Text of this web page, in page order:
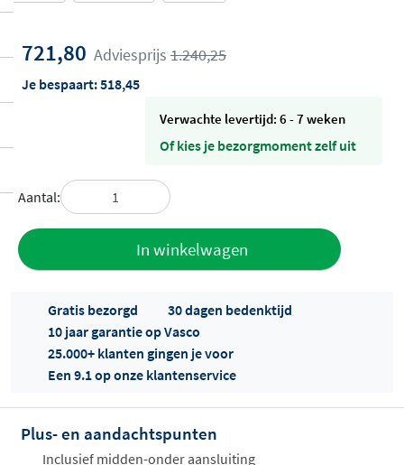
721,80 Adviesprijs 1.240,25
Je bespaart:518,45
Verwachte levertijd: 6 - 7 weken
Of kies je bezorgmoment zelf uit
Aantal:
In winkelwagen
Offertes
ophalen...
Gratis bezorgd
30 dagen bedenktijd
10 jaar garantie op Vasco
25.000+ klanten gingen je voor
Een 9.1 op onze klantenservice
Plus- en aandachtspunten
Inclusief midden-onder aansluiting